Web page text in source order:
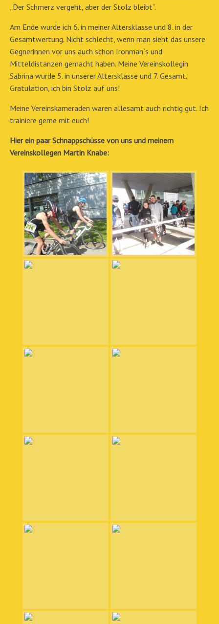
„Der Schmerz vergeht, aber der Stolz bleibt“.
Am Ende wurde ich 6. in meiner Altersklasse und 8. in der
Gesamtwertung. Nicht schlecht, wenn man sieht das unsere
Gegnerinnen vor uns auch schon Ironman`s und
Mitteldistanzen gemacht haben. Meine Vereinskollegin
Sabrina wurde 5. in unserer Altersklasse und 7. Gesamt.
Gratulation, ich bin Stolz auf uns!
Meine Vereinskameraden waren allesamt auch richtig gut. Ich
trainiere gerne mit euch!
Hier ein paar Schnappschüsse von uns und meinem
Vereinskollegen Martin Knabe: